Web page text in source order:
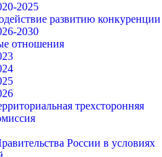
2025
развитию конкуренции
2030
отношения
трехсторонняя
России в условиях